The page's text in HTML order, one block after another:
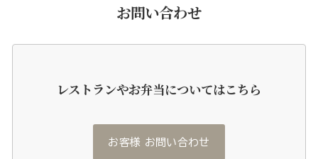
お問い合わせ
レストランやお弁当についてはこちら
お客様 お問い合わせ